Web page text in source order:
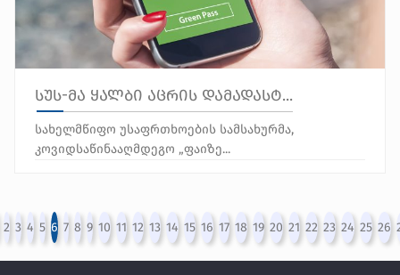
სუს-მა ყალბი აცრის დამადასტ...
სახელმწიფო უსაფრთხოების სამსახურმა,
კოვიდსაწინააღმდეგო „ფაიზე...
2 3 4 5 6 7 8 9 10 11 12 13 14 15 16 17 18 19 20 21 22 23 24 25 26